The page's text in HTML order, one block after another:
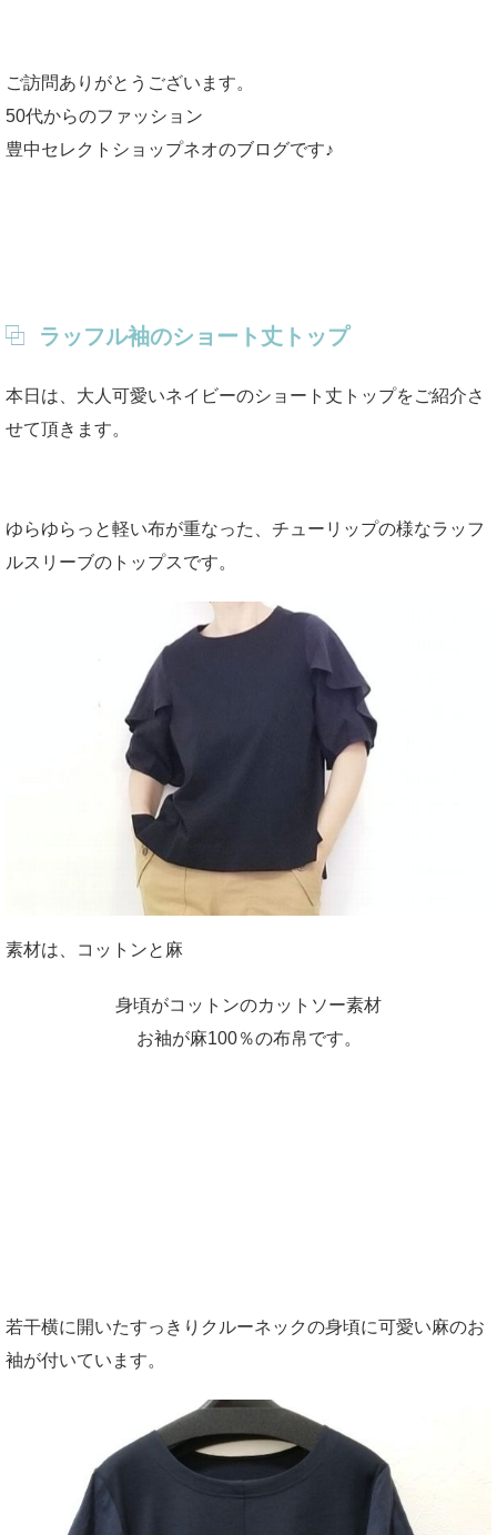
ご訪問ありがとうございます。
50代からのファッション
豊中セレクトショップネオのブログです♪
ラッフル袖のショート丈トップ
本日は、大人可愛いネイビーのショート丈トップをご紹介さ
せて頂きます。
ゆらゆらっと軽い布が重なった、チューリップの様なラッフ
ルスリーブのトップスです。
素材は、コットンと麻
身頃がコットンのカットソー素材
お袖が麻100％の布帛です。
若干横に開いたすっきりクルーネックの身頃に可愛い麻のお
袖が付いています。